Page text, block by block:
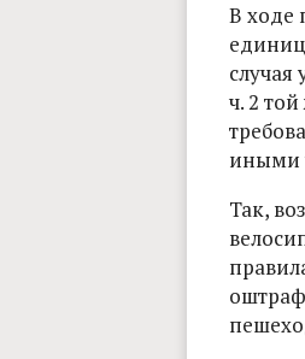
В ходе
случая
ч. 2
иными
Так,